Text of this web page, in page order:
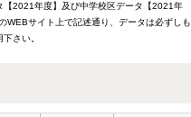
【2021年度】及び中学校区データ【2021年
WEBサイト上で記述通り、データは必ずしも
さい。